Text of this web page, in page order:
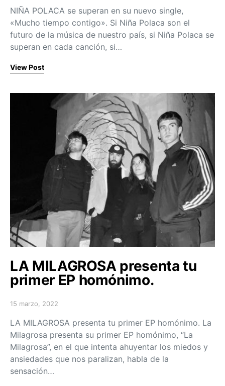
NIÑA POLACA se superan en su nuevo single,
«Mucho tiempo contigo». Si Niña Polaca son el
futuro de la música de nuestro país, si Niña Polaca se
superan en cada canción, si…
View Post
LA MILAGROSA presenta tu
primer EP homónimo.
Posted on
15 marzo, 2022
LA MILAGROSA presenta tu primer EP homónimo. La
Milagrosa presenta su primer EP homónimo, “La
Milagrosa”, en el que intenta ahuyentar los miedos y
ansiedades que nos paralizan, habla de la
sensación…